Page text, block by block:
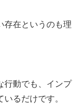
存在というのも理
行動でも、インプ
るだけです。